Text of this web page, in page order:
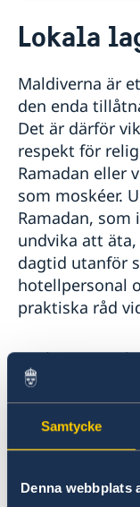
Samtycke
Denna webbplats
Hjälp till
Pass på
Advokatlista
Ambassadens
Aktuella
Allmänna
Terrorism
In- och
Hälso- och
Lokala lagar
Kriminalitet och
Trafiksäkerhet
Generell
Lokala
Maldiverna är
den enda
Det är därför
respekt för
Ramadan eller
som moskéer.
Ramadan, som
undvika att
dagtid utanför
hotellpersonal
praktiska råd
Att bryta mot
allvarliga
Samkönade
bestraffas med